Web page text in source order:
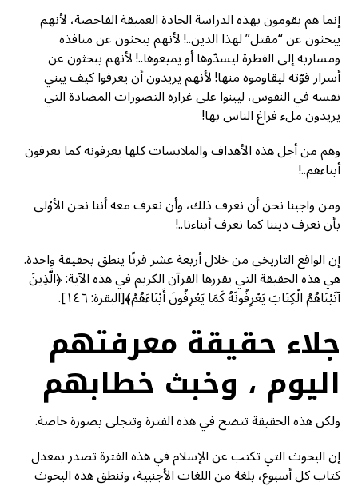
إنما هم يقومون بهذه الدراسة الجادة العميقة الفاحصة، لأنهم
يبحثون عن “مقتل” لهذا الدين..! لأنهم يبحثون عن منافذه
ومساربه إلى الفطرة ليسدّوها أو يميعوها..! لأنهم يبحثون عن
أسرار قوّته ليقاوموه منها! لأنهم يريدون أن يعرفوا كيف يبني
نفسه في النفوس، ليبنوا على غراره التصورات المضادة التي
يريدون ملء فراغ الناس بها!
وهم من أجل هذه الأهداف والملابسات كلها يعرفونه كما يعرفون
أبناءهم..!
ومن واجبنا نحن أن نعرف ذلك، وأن نعرف معه أننا نحن الأوْلى
بأن نعرف ديننا كما نعرف أبناءنا..!
إن الواقع التاريخي من خلال أربعة عشر قرنًا ينطق بحقيقة واحدة.
هي هذه الحقيقة التي يقررها القرآن الكريم في هذه الآية: ﴿الَّذِينَ
آتَيْنَاهُمُ الْكِتَابَ يَعْرِفُونَهُ كَمَا يَعْرِفُونَ أَبْنَاءَهُمْ﴾[البقرة: ١٤٦].
جلاء حقيقة معرفتهم
اليوم ، وخبث خطابهم
ولكن هذه الحقيقة تتضح في هذه الفترة وتتجلى بصورة خاصة.
إن البحوث التي تكتب عن الإسلام في هذه الفترة تصدر بمعدل
كتاب كل أسبوع، بلغة من اللغات الأجنبية، وتنطق هذه البحوث